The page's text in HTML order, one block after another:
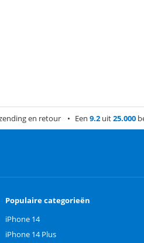
en retour Een 9.2uit25.000
Populaire categorieën
iPhone 14
iPhone 14 Plus